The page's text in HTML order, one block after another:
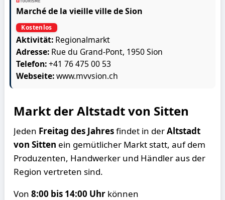
Marché de la vieille ville de Sion
Kostenlos
Aktivität: Regionalmarkt
Adresse: Rue du Grand-Pont, 1950 Sion
Telefon:+41 76 475 00 53
Webseite:www.mvvsion.ch
Markt der Altstadt von Sitten
Jeden Freitag des Jahresfindet in derAltstadt
von Sitten ein gemütlicher Markt statt, auf dem
Produzenten, Handwerker und Händler aus der
Region vertreten sind.
Von8:00 bis 14:00 Uhr können